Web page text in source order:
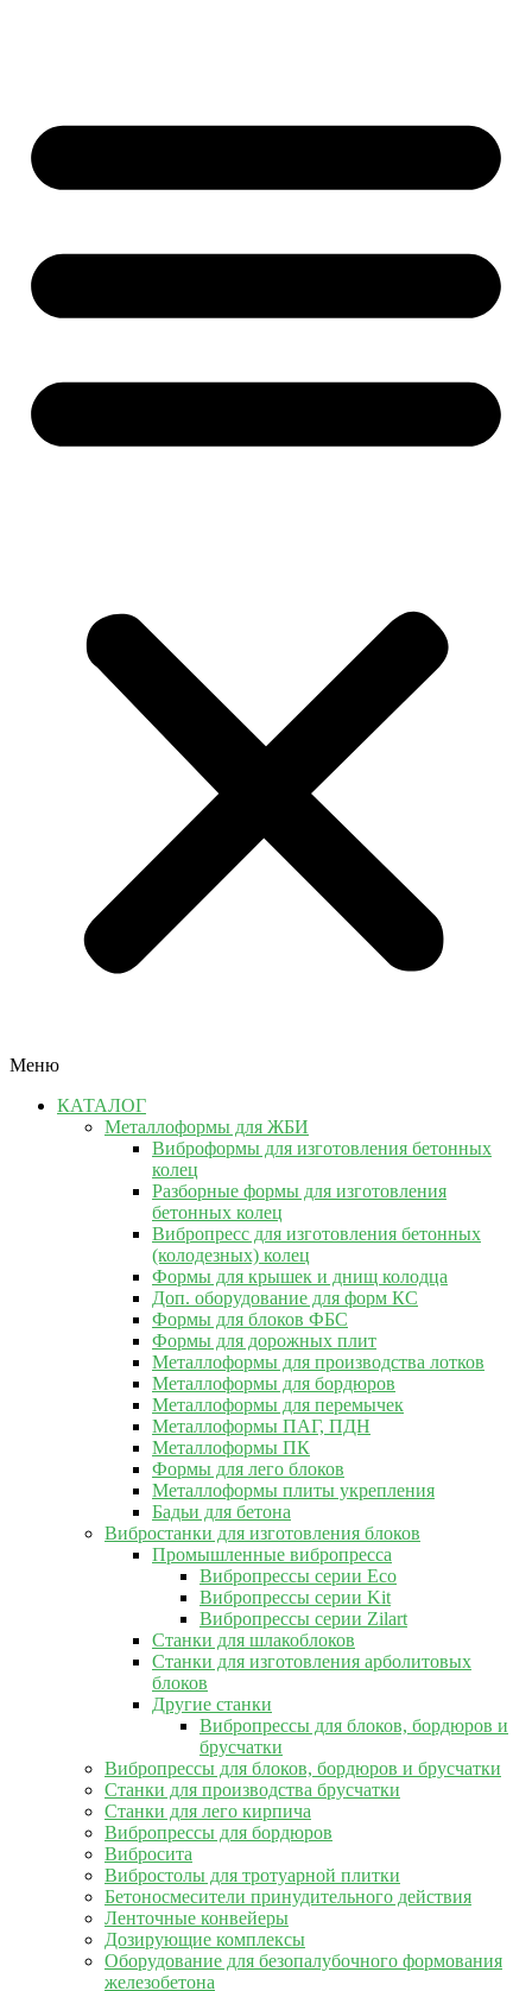
Меню
КАТАЛОГ
Металлоформы для ЖБИ
Виброформы для изготовления бетонных
колец
Разборные формы для изготовления
бетонных колец
Вибропресс для изготовления бетонных
(колодезных) колец
Формы для крышек и днищ колодца
Доп. оборудование для форм КС
Формы для блоков ФБС
Формы для дорожных плит
Металлоформы для производства лотков
Металлоформы для бордюров
Металлоформы для перемычек
Металлоформы ПАГ, ПДН
Металлоформы ПК
Формы для лего блоков
Металлоформы плиты укрепления
Бадьи для бетона
Вибростанки для изготовления блоков
Промышленные вибропресса
Вибропрессы серии Eco
Вибропрессы серии Kit
Вибропрессы серии Zilart
Станки для шлакоблоков
Станки для изготовления арболитовых
блоков
Другие станки
Вибропрессы для блоков, бордюров и
брусчатки
Вибропрессы для блоков, бордюров и брусчатки
Станки для производства брусчатки
Станки для лего кирпича
Вибропрессы для бордюров
Вибросита
Вибростолы для тротуарной плитки
Бетоносмесители принудительного действия
Ленточные конвейеры
Дозирующие комплексы
Оборудование для безопалубочного формования
железобетона